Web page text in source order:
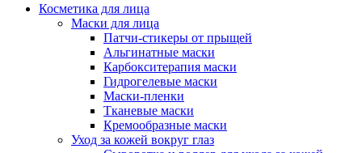
Косметика для лица
Маски для лица
Патчи-стикеры от прыщей
Альгинатные маски
Карбокситерапия маски
Гидрогелевые маски
Маски-пленки
Тканевые маски
Кремообразные маски
Уход за кожей вокруг глаз